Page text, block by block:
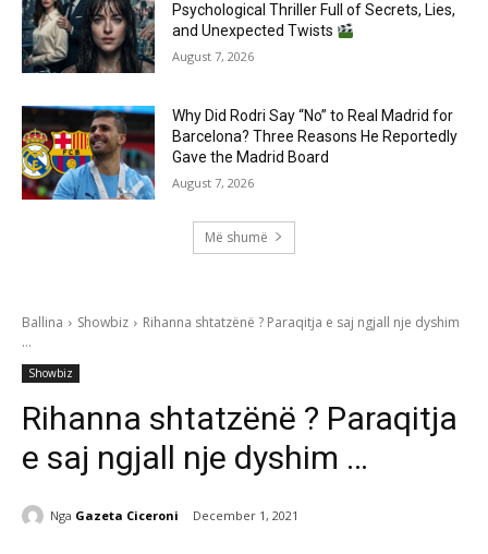
Psychological Thriller Full of Secrets, Lies,
and Unexpected Twists
August 7, 2026
Why Did Rodri Say “No” to Real Madrid for
Barcelona? Three Reasons He Reportedly
Gave the Madrid Board
August 7, 2026
Më shumë